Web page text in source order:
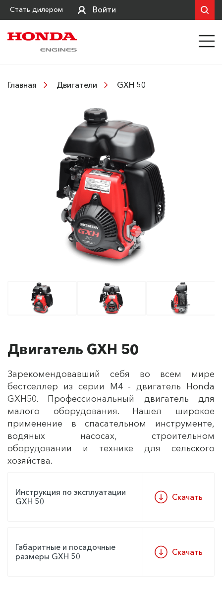
Стать дилером Войти
Главная Двигатели GXH 50
Двигатель GXH 50
Зарекомендовавший себя во всем мире
бестселлер из серии M4 - двигатель Honda
GXH50. Профессиональный двигатель для
малого оборудования. Нашел широкое
применение в спасательном инструменте,
водяных насосах, строительном
оборудовании и технике для сельского
хозяйства.
Инструкция по эксплуатации
GXH 50
Скачать
Габаритные и посадочные
размеры GXH 50
Скачать